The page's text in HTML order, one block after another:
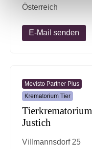
Österreich
E-Mail senden
Mevisto Partner Plus
Krematorium Tier
Justich
Villmannsdorf 25